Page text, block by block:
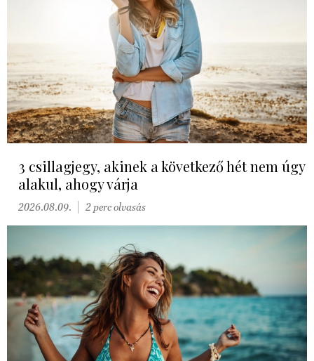
3 csillagjegy, akinek a következő hét nem úgy
alakul, ahogy várja
2026.08.09. 2 perc olvasás